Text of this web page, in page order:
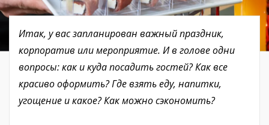
Итак, у вас запланирован важный праздник,
корпоратив или мероприятие. И в голове одни
вопросы: как и куда посадить гостей? Как все
красиво оформить? Где взять еду, напитки,
угощение и какое? Как можно сэкономить?